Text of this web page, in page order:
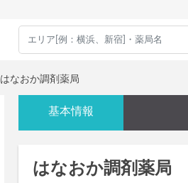
はなおか調剤薬局
基本情報
はなおか調剤薬局